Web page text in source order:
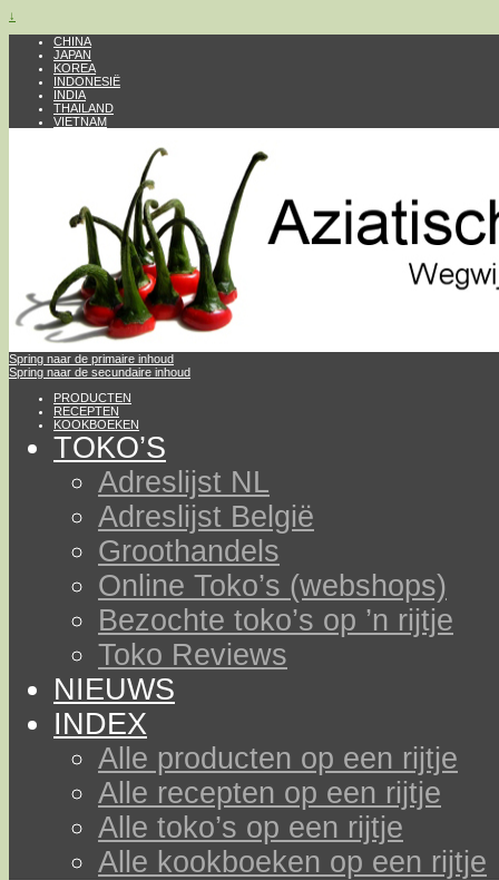
↓
CHINA
JAPAN
KOREA
INDONESIË
INDIA
THAILAND
VIETNAM
Spring naar de primaire inhoud
Spring naar de secundaire inhoud
PRODUCTEN
RECEPTEN
KOOKBOEKEN
TOKO’S
Adreslijst NL
Adreslijst België
Groothandels
Online Toko’s (webshops)
Bezochte toko’s op ’n rijtje
Toko Reviews
NIEUWS
INDEX
Alle producten op een rijtje
Alle recepten op een rijtje
Alle toko’s op een rijtje
Alle kookboeken op een rijtje